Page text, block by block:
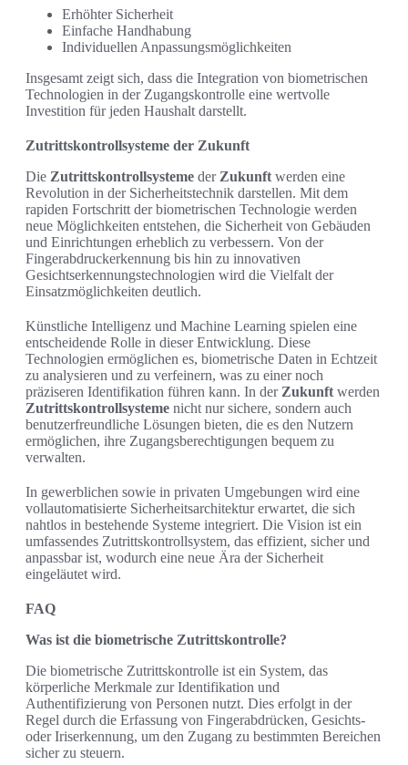
Erhöhter Sicherheit
Einfache Handhabung
Individuellen Anpassungsmöglichkeiten
Insgesamt zeigt sich, dass die Integration von biometrischen
Technologien in der Zugangskontrolle eine wertvolle
Investition für jeden Haushalt darstellt.
Zutrittskontrollsysteme der Zukunft
Die Zutrittskontrollsysteme der Zukunft werden eine
Revolution in der Sicherheitstechnik darstellen. Mit dem
rapiden Fortschritt der biometrischen Technologie werden
neue Möglichkeiten entstehen, die Sicherheit von Gebäuden
und Einrichtungen erheblich zu verbessern. Von der
Fingerabdruckerkennung bis hin zu innovativen
Gesichtserkennungstechnologien wird die Vielfalt der
Einsatzmöglichkeiten deutlich.
Künstliche Intelligenz und Machine Learning spielen eine
entscheidende Rolle in dieser Entwicklung. Diese
Technologien ermöglichen es, biometrische Daten in Echtzeit
zu analysieren und zu verfeinern, was zu einer noch
präziseren Identifikation führen kann. In der Zukunft werden
Zutrittskontrollsysteme nicht nur sichere, sondern auch
benutzerfreundliche Lösungen bieten, die es den Nutzern
ermöglichen, ihre Zugangsberechtigungen bequem zu
verwalten.
In gewerblichen sowie in privaten Umgebungen wird eine
vollautomatisierte Sicherheitsarchitektur erwartet, die sich
nahtlos in bestehende Systeme integriert. Die Vision ist ein
umfassendes Zutrittskontrollsystem, das effizient, sicher und
anpassbar ist, wodurch eine neue Ära der Sicherheit
eingeläutet wird.
FAQ
Was ist die biometrische Zutrittskontrolle?
Die biometrische Zutrittskontrolle ist ein System, das
körperliche Merkmale zur Identifikation und
Authentifizierung von Personen nutzt. Dies erfolgt in der
Regel durch die Erfassung von Fingerabdrücken, Gesichts-
oder Iriserkennung, um den Zugang zu bestimmten Bereichen
sicher zu steuern.